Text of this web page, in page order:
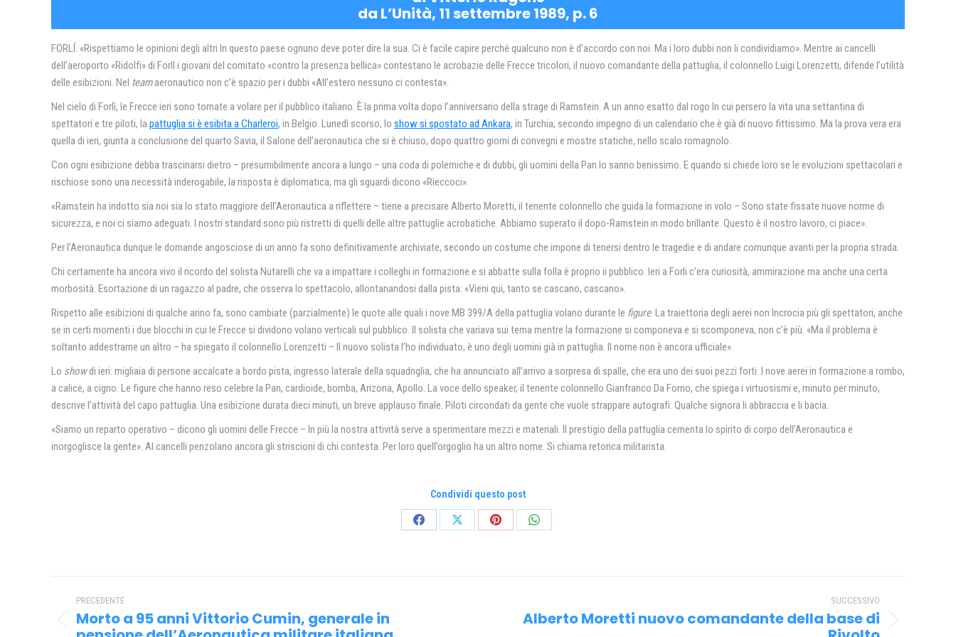
da L’Unità, 11 settembre 1989, p. 6
FORLÍ. «Rispettiamo le opinioni degli altri In questo paese ognuno deve poter dire la sua. Ci è facile capire perché qualcuno non è d’accordo con noi. Ma i loro dubbi non li condividiamo». Mentre ai cancelli
dell’aeroporto «Ridolfi» di Forll i giovani del comitato «contro la presenza bellica» contestano le acrobazie delle Frecce tricolori, il nuovo comandante della pattuglia, il colonnello Luigi Lorenzetti, difende l’utilità
delle esibizioni. Nel teamaeronautico non c’è spazio per i dubbi «All’estero nessuno ci contesta».
Nel cielo di Forlì, le Frecce ieri sono tornate a volare per il pubblico italiano. È la prima volta dopo l’anniversario della strage di Ramstein. A un anno esatto dal rogo In cui persero la vita una settantina di
spettatori e tre piloti, la pattuglia si è esibita a Charleroi, in Belgio. Lunedì scorso, lo show si spostato ad Ankara, in Turchia, secondo impegno di un calendario che è già di nuovo fittissimo. Ma la prova vera era
quella di ieri, giunta a conclusione del quarto Savia, il Salone dell’aeronautica che si è chiuso, dopo quattro giorni di convegni e mostre statiche, nello scalo romagnolo.
Con ogni esibizione debba trascinarsi dietro – presumibilmente ancora a lungo – una coda di polemiche e di dubbi, gli uomini della Pan Io sanno benissimo. E quando si chiede loro se le evoluzioni spettacolari e
rischiose sono una necessità inderogabile, la risposta è diplomatica, ma gli sguardi dicono «Rieccoci».
«Ramstein ha indotto sia noi sia lo stato maggiore dell’Aeronautica a riflettere – tiene a precisare Alberto Moretti, il tenente colonnello che guida la formazione in volo – Sono state fissate nuove norme di
sicurezza, e noi ci siamo adeguati. I nostri standard sono più ristretti di quelli delle altre pattuglie acrobatiche. Abbiamo superato il dopo-Ramstein in modo brillante. Questo è il nostro lavoro, ci piace».
Per l’Aeronautica dunque le domande angosciose di un anno fa sono definitivamente archiviate, secondo un costume che impone di tenersi dentro le tragedie e di andare comunque avanti per la propria strada.
Chi certamente ha ancora vivo il ricordo del solista Nutarelli che va a impattare i colleghi in formazione e si abbatte sulla folla è proprio ii pubblico. Ieri a Forli c’era curiosità, ammirazione ma anche una certa
morbosità. Esortazione di un ragazzo al padre, che osserva lo spettacolo, allontanandosi dalla pista: «Vieni qui, tanto se cascano, cascano».
Rispetto alle esibizioni di qualche arino fa, sono cambiate (parzialmente) le quote alle quali i nove MB 399/A della pattuglia volano durante le figure. La traiettoria degli aerei non Incrocia più gli spettatori, anche
se in certi momenti i due blocchi in cui le Frecce si dividono volano verticali sul pubblico. Il solista che variava sui tema mentre la formazione si componeva e si scomponeva, non c’è più. «Ma il problema è
soltanto addestrarne un altro – ha spiegato il colonnello Lorenzetti – Il nuovo solista I’ho individuato, è uno degli uomini già in pattuglia. Il nome non è ancora ufficiale».
Lo showdi ieri: migliaia di persone accalcate a bordo pista, ingresso laterale della squadnglia, che ha annunciato all’arrivo a sorpresa di spalle, che era uno dei suoi pezzi forti. I nove aerei in formazione a rombo,
a calice, a cigno. Le figure che hanno reso celebre la Pan, cardioide, bomba, Arizona, Apollo. La voce dello speaker, il tenente colonnello Gianfranco Da Forno, che spiega i virtuosismi e, minuto per minuto,
descrive l’attività del capo pattuglia. Una esibizione durata dieci minuti, un breve applauso finale. Piloti circondati da gente che vuole strappare autografi. Qualche signora li abbraccia e li bacia.
«Siamo un reparto operativo – dicono gli uomini delle Frecce – In più la nostra attività serve a sperimentare mezzi e materiali. II prestigio della pattuglia cementa lo spirito di corpo dell’Aeronautica e
inorgoglisce la gente». Al cancelli penzolano ancora gli striscioni di chi contesta. Per loro quell’orgoglio ha un altro nome. Si chiama retorica militarista.
Condividi questo post
CondividiCondividiCondividiCondividi
Naviga
traPRECEDENTE
Post
Morto a 95 anni Vittorio Cumin, generale in
SUCCESSIVO
ProssimoAlberto Moretti nuovo comandante della base di